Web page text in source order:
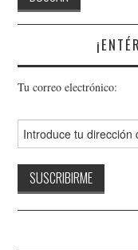
Tu correo electrónico: